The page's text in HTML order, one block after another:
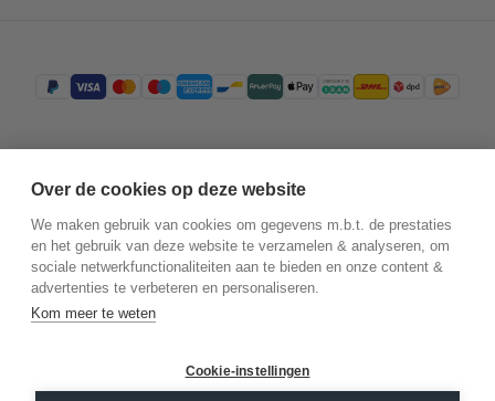
©2026.DiamondsByMe
Over de cookies op deze website
We maken gebruik van cookies om gegevens m.b.t. de prestaties
en het gebruik van deze website te verzamelen & analyseren, om
sociale netwerkfunctionaliteiten aan te bieden en onze content &
advertenties te verbeteren en personaliseren.
Kom meer te weten
Cookie-instellingen